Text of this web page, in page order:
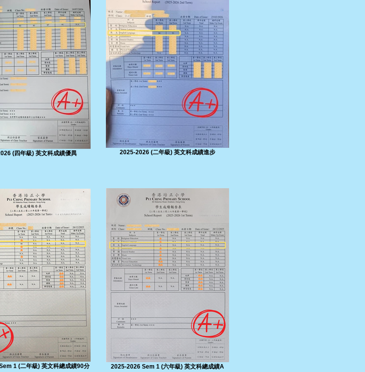
(四年級) 英文科成績優異 2025-2026 (二年級) 英文科成績進步
1 (二年級) 英文科總成績90分 2025-2026 Sem 1 (六年級) 英文科總成績A